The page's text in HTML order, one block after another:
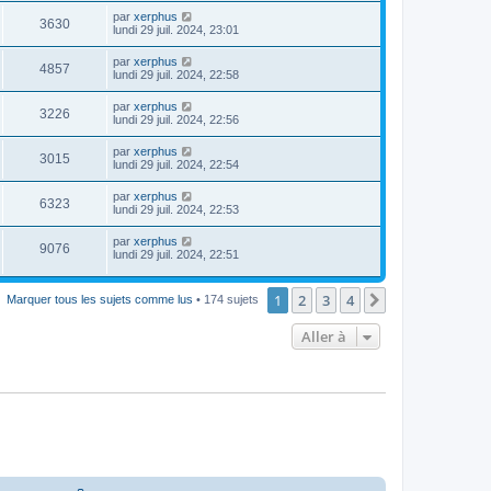
3630 par xerphus
lundi 29 juil. 2024, 23:01
4857 par xerphus
lundi 29 juil. 2024, 22:58
3226 par xerphus
lundi 29 juil. 2024, 22:56
3015 par xerphus
lundi 29 juil. 2024, 22:54
6323 par xerphus
lundi 29 juil. 2024, 22:53
9076 par xerphus
lundi 29 juil. 2024, 22:51
Marquer tous les sujets comme lus • 174 sujets 1 2 3 4
Aller à